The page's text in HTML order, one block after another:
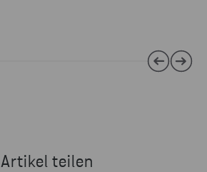
Artikel teilen